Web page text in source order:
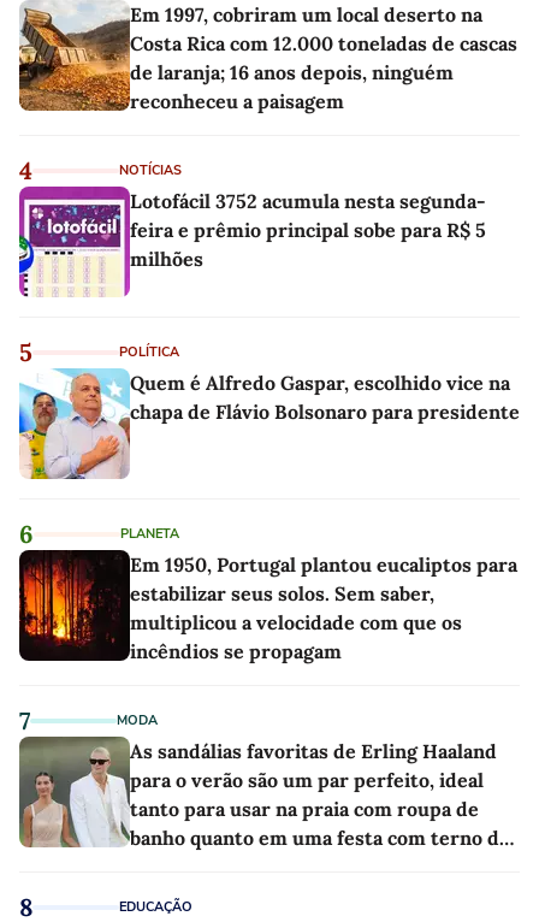
Em 1997, cobriram um local deserto na
Costa Rica com 12.000 toneladas de cascas
de laranja; 16 anos depois, ninguém
reconheceu a paisagem
4 NOTÍCIAS
Lotofácil 3752 acumula nesta segunda-
feira e prêmio principal sobe para R$ 5
milhões
5 POLÍTICA
Quem é Alfredo Gaspar, escolhido vice na
chapa de Flávio Bolsonaro para presidente
6 PLANETA
Em 1950, Portugal plantou eucaliptos para
estabilizar seus solos. Sem saber,
multiplicou a velocidade com que os
incêndios se propagam
7 MODA
As sandálias favoritas de Erling Haaland
para o verão são um par perfeito, ideal
tanto para usar na praia com roupa de
banho quanto em uma festa com terno de
8 EDUCAÇÃO